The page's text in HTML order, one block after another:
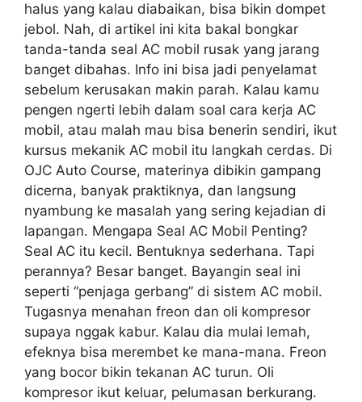
halus yang kalau diabaikan, bisa bikin dompet
jebol. Nah, di artikel ini kita bakal bongkar
tanda-tanda seal AC mobil rusak yang jarang
banget dibahas. Info ini bisa jadi penyelamat
sebelum kerusakan makin parah. Kalau kamu
pengen ngerti lebih dalam soal cara kerja AC
mobil, atau malah mau bisa benerin sendiri, ikut
kursus mekanik AC mobil itu langkah cerdas. Di
OJC Auto Course, materinya dibikin gampang
dicerna, banyak praktiknya, dan langsung
nyambung ke masalah yang sering kejadian di
lapangan. Mengapa Seal AC Mobil Penting?
Seal AC itu kecil. Bentuknya sederhana. Tapi
perannya? Besar banget. Bayangin seal ini
seperti “penjaga gerbang” di sistem AC mobil.
Tugasnya menahan freon dan oli kompresor
supaya nggak kabur. Kalau dia mulai lemah,
efeknya bisa merembet ke mana-mana. Freon
yang bocor bikin tekanan AC turun. Oli
kompresor ikut keluar, pelumasan berkurang.